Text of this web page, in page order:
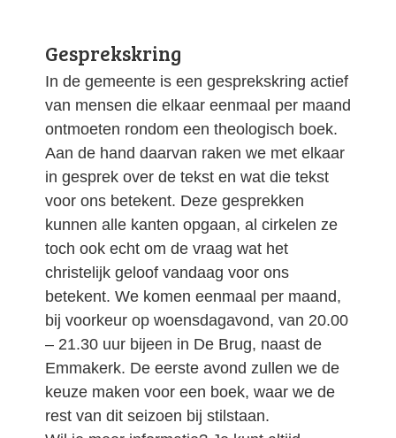
Gesprekskring
In de gemeente is een gesprekskring actief
van mensen die elkaar eenmaal per maand
ontmoeten rondom een theologisch boek.
Aan de hand daarvan raken we met elkaar
in gesprek over de tekst en wat die tekst
voor ons betekent. Deze gesprekken
kunnen alle kanten opgaan, al cirkelen ze
toch ook echt om de vraag wat het
christelijk geloof vandaag voor ons
betekent. We komen eenmaal per maand,
bij voorkeur op woensdagavond, van 20.00
– 21.30 uur bijeen in De Brug, naast de
Emmakerk. De eerste avond zullen we de
keuze maken voor een boek, waar we de
rest van dit seizoen bij stilstaan.